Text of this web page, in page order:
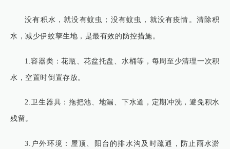
没有积水，就没有蚊虫；没有蚊虫，就没有疫情。清除积
水，减少伊蚊孳生地，是最有效的防控措施。
1.容器类：花瓶、花盆托盘、水桶等，每周至少清理一次积
水，空置时倒置存放。
2.卫生器具：拖把池、地漏、下水道，定期冲洗，避免积水
残留。
3.户外环境：屋顶、阳台的排水沟及时疏通，防止雨水淤